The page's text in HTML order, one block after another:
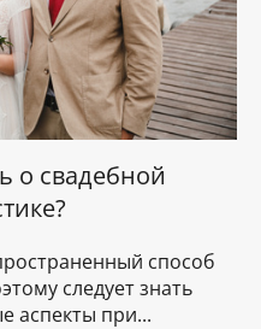
о свадебной
способ
следует знать
аспекты при...